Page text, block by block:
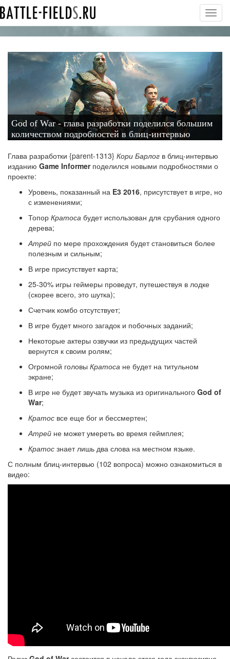
God of War - глава разработки поделился большим
количеством подробностей в блиц-интервью
Глава разработки {parent-1313} Кори Барлог в блиц-интервью
изданию Game Informerподелился новыми подробностями о
проекте:
Уровень, показанный на E3 2016, присутствует в игре, но
с изменениями;
Топор Кратоса будет использован для срубания одного
дерева;
Атрей по мере прохождения будет становиться более
полезным и сильным;
В игре присутствует карта;
25-30% игры геймеры проведут, путешествуя в лодке
(скорее всего, это шутка);
Счетчик комбо отсутствует;
В игре будет много загадок и побочных заданий;
Некоторые актеры озвучки из предыдущих частей
вернутся к своим ролям;
Огромной головы Кратоса не будет на титульном
экране;
В игре не будет звучать музыка из оригинального God of
War;
Кратос все еще бог и бессмертен;
Атрей не может умереть во время геймплея;
Кратос знает лишь два слова на местном языке.
С полным блиц-интервью (102 вопроса) можно ознакомиться в
видео: